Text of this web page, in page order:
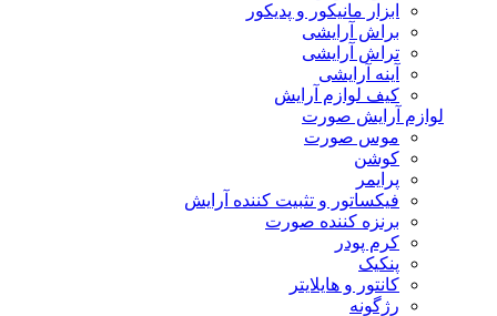
ابزار مانیکور و پدیکور
براش آرایشی
تراش آرایشی
آینه آرایشی
کیف لوازم آرایش
لوازم آرایش صورت
موس صورت
کوشن
پرایمر
فیکساتور و تثبیت کننده آرایش
برنزه کننده صورت
کرم پودر
پنکیک
کانتور و هایلایتر
رژگونه